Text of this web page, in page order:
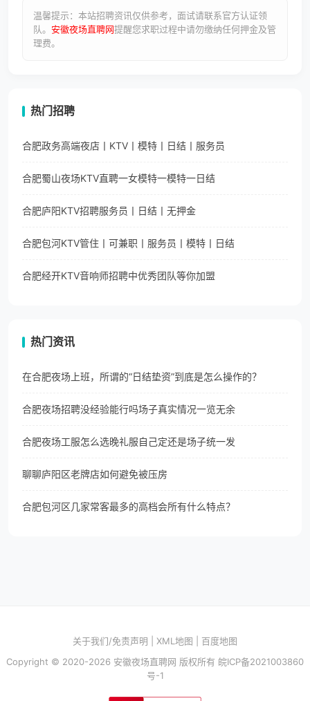
温馨提示：本站招聘资讯仅供参考，面试请联系官方认证领
队。 安徽夜场直聘网提醒您求职过程中请勿缴纳任何押金及管
理费。
热门招聘
合肥政务高端夜店丨KTV丨模特丨日结丨服务员
合肥蜀山夜场KTV直聘一女模特一模特一日结
合肥庐阳KTV招聘服务员丨日结丨无押金
合肥包河KTV管住丨可兼职丨服务员丨模特丨日结
合肥经开KTV音响师招聘中优秀团队等你加盟
热门资讯
在合肥夜场上班，所谓的“日结垫资”到底是怎么操作的？
合肥夜场招聘没经验能行吗场子真实情况一览无余
合肥夜场工服怎么选晚礼服自己定还是场子统一发
聊聊庐阳区老牌店如何避免被压房
合肥包河区几家常客最多的高档会所有什么特点？
关于我们/免责声明 XML地图
百度地图
Copyright © 2020-2026 安徽夜场直聘网 版权所有 皖ICP备2021003860
号-1